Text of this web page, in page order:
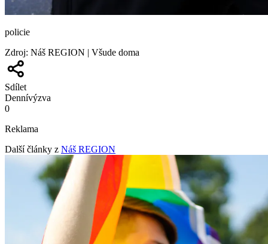
policie
Zdroj: Náš REGION | Všude doma
Sdílet
Dennívýzva
0
Reklama
Další články z Náš REGION